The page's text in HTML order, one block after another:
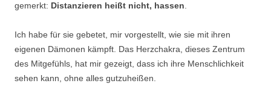
gemerkt: Distanzieren heißt nicht, hassen
Ich habe für sie gebetet, mir vorgestellt, wie sie mit ihren
eigenen Dämonen kämpft. Das Herzchakra, dieses Zentrum
des Mitgefühls, hat mir gezeigt, dass ich ihre Menschlichkeit
sehen kann, ohne alles gutzuheißen.